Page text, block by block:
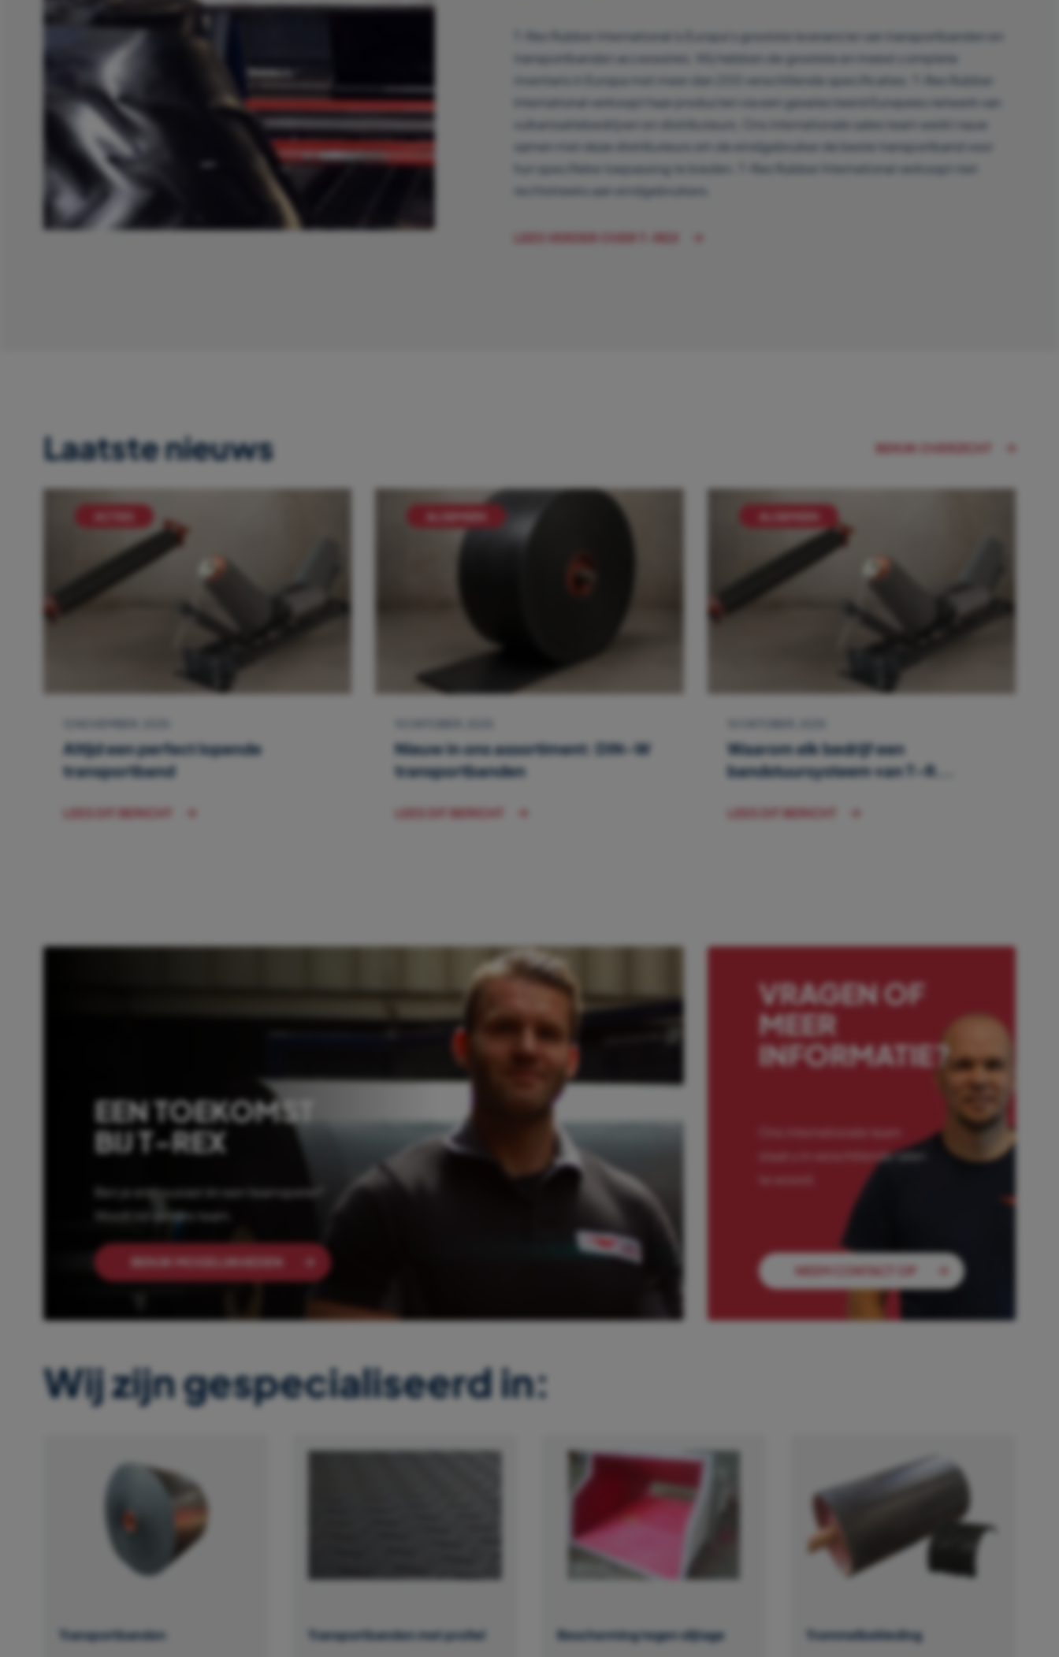
T-Rex Rubber International is Europa’s grootste leverancier van transportbanden en
transportbanden accessoires. Wij hebben de grootste en meest complete
inventaris in Europa met meer dan 200 verschillende specificaties. T-Rex Rubber
International verkoopt haar producten via een geselecteerd Europees netwerk van
vulkanisatiebedrijven en distributeurs. Ons internationale sales team werkt nauw
samen met deze distributeurs om de eindgebruiker de beste transportband voor
hun specifieke toepassing te bieden. T-Rex Rubber International verkoopt niet
rechtstreeks aan eindgebruikers.
LEES VERDER OVER T-REX
Laatste nieuws BEKIJK OVERZICHT
Altijd een perfect lopende
transportband
LEES DIT BERICHT
Nieuw in ons assortiment: DIN-W
transportbanden
LEES DIT BERICHT
Waarom elk bedrijf een
bandstuursysteem van T-R...
LEES DIT BERICHT
EEN TOEKOMST
BIJ T-REX
Ben je enthousiast én een teamspeler?
Wordt lid van ons team.
BEKIJK MOGELIJKHEDEN
VRAGEN OF
MEER
INFORMATIE?
staat u in verschillende talen
NEEM CONTACT OP
Wij zijn gespecialiseerd in:
Transportbanden Transportbanden met profiel Bescherming tegen slijtage Trommelbekleding